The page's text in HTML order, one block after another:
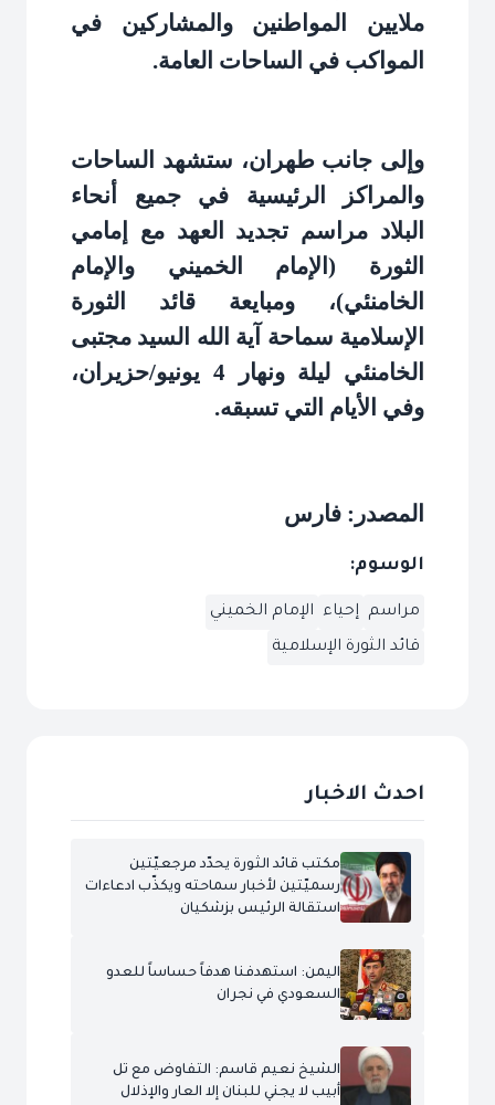
ملايين المواطنين والمشاركين في
المواكب في الساحات العامة.
وإلى جانب طهران، ستشهد الساحات
والمراكز الرئيسية في جميع أنحاء
البلاد مراسم تجديد العهد مع إمامي
الثورة (الإمام الخميني والإمام
الخامنئي)، ومبايعة قائد الثورة
الإسلامية سماحة آية الله السيد مجتبى
الخامنئي ليلة ونهار 4 يونيو/حزيران،
وفي الأيام التي تسبقه.
المصدر: فارس
الوسوم:
مراسم إحياء
الإمام الخميني
قائد الثورة الإسلامية
احدث الاخبار
مكتب قائد الثورة يحدّد مرجعيّتين
رسميّتين لأخبار سماحته ويكذّب ادعاءات
استقالة الرئيس بزشكيان
اليمن: استهدفنا هدفاً حساساً للعدو
السعودي في نجران
الشيخ نعيم قاسم: التفاوض مع تل
أبيب لا يجني للبنان إلا العار والإذلال